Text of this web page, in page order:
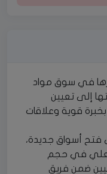
في سوق مواد
إلى تعيين
قوية وعلاقات
أسواق جديدة،
فعلي في حجم
ضمن فريق